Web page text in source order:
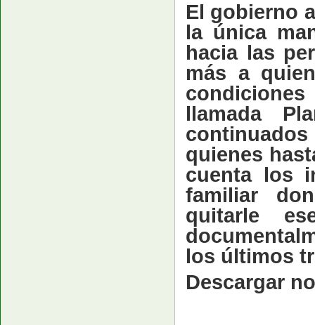
El gobierno
la única
hacia las
más a
llamada
quienes
cuenta los
familiar
quitarle
los últimos
Descargar